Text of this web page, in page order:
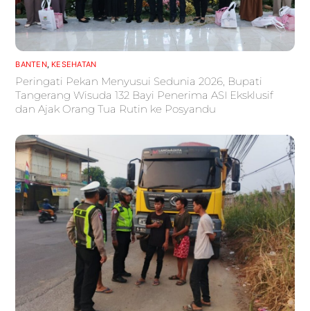
BANTEN, KESEHATAN
Peringati Pekan Menyusui Sedunia 2026, Bupati
Tangerang Wisuda 132 Bayi Penerima ASI Eksklusif
dan Ajak Orang Tua Rutin ke Posyandu